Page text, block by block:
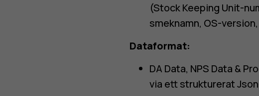
(Stock Keeping Unit-
smeknamn, OS-
Dataformat:
DA Data, NPS Data &
via ett strukturerat